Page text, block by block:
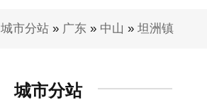
城市分站» 广东» 中山 » 坦洲镇
城市分站